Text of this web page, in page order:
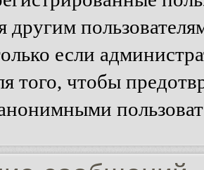
другим
если
того, чтобы